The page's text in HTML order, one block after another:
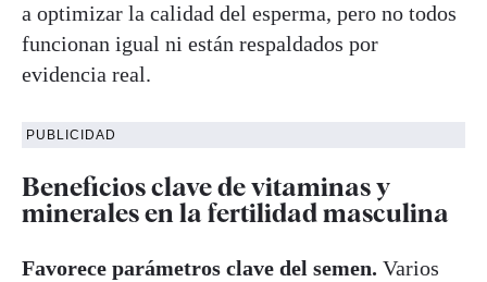
a optimizar la calidad del esperma, pero no todos
funcionan igual ni están respaldados por
evidencia real.
PUBLICIDAD
Beneficios clave de vitaminas y
minerales en la fertilidad masculina
Favorece parámetros clave del semen. Varios